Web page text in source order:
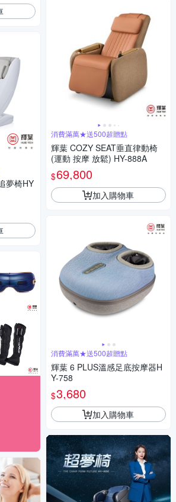
夢椅HY
消費滿萬★送500超贈點
輝葉 COZY SEAT垂直律動椅
(運動 按摩 放鬆) HY-888A
$69,800
加入購物車
消費滿萬★送500超贈點
輝葉 6 PLUS溫感足底按摩器H
Y-758
$3,680
加入購物車